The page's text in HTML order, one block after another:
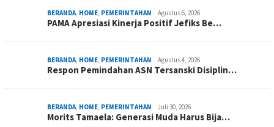
BERANDA, HOME, PEMERINTAHAN Agustus 6, 2026
PAMA Apresiasi Kinerja Positif Jefiks Be…
BERANDA, HOME, PEMERINTAHAN Agustus 4, 2026
Respon Pemindahan ASN Tersanski Disiplin…
BERANDA, HOME, PEMERINTAHAN Juli 30, 2026
Morits Tamaela: Generasi Muda Harus Bija…